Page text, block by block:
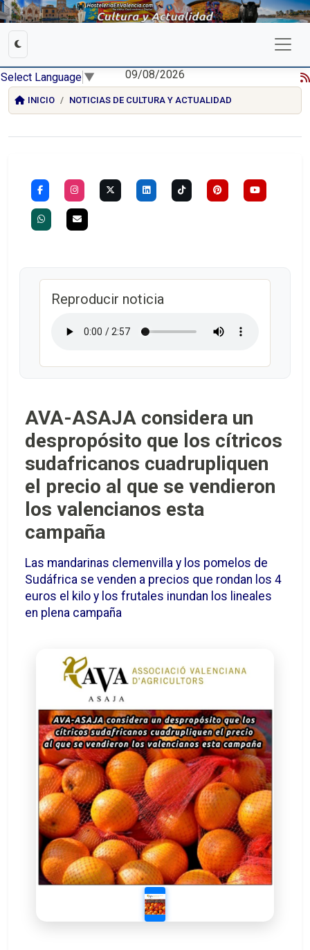
Select Language ▼ 09/08/2026
INICIO NOTICIAS DE CULTURA Y ACTUALIDAD
Reproducir noticia
AVA-ASAJA considera un
despropósito que los cítricos
sudafricanos cuadrupliquen
el precio al que se vendieron
los valencianos esta
campaña
Las mandarinas clemenvilla y los pomelos de
Sudáfrica se venden a precios que rondan los 4
euros el kilo y los frutales inundan los lineales
en plena campaña